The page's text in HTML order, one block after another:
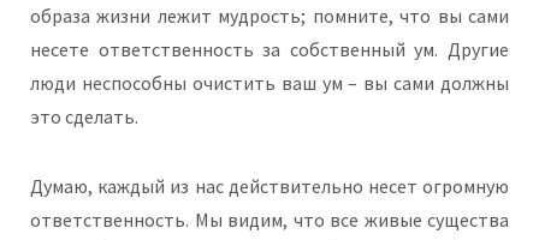
образа жизни лежит мудрость; помните, что вы сами
несете ответственность за собственный ум. Другие
люди неспособны очистить ваш ум – вы сами должны
это сделать.
Думаю, каждый из нас действительно несет огромную
ответственность. Мы видим, что все живые существа